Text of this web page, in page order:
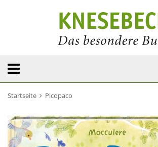
Startseite Picopaco